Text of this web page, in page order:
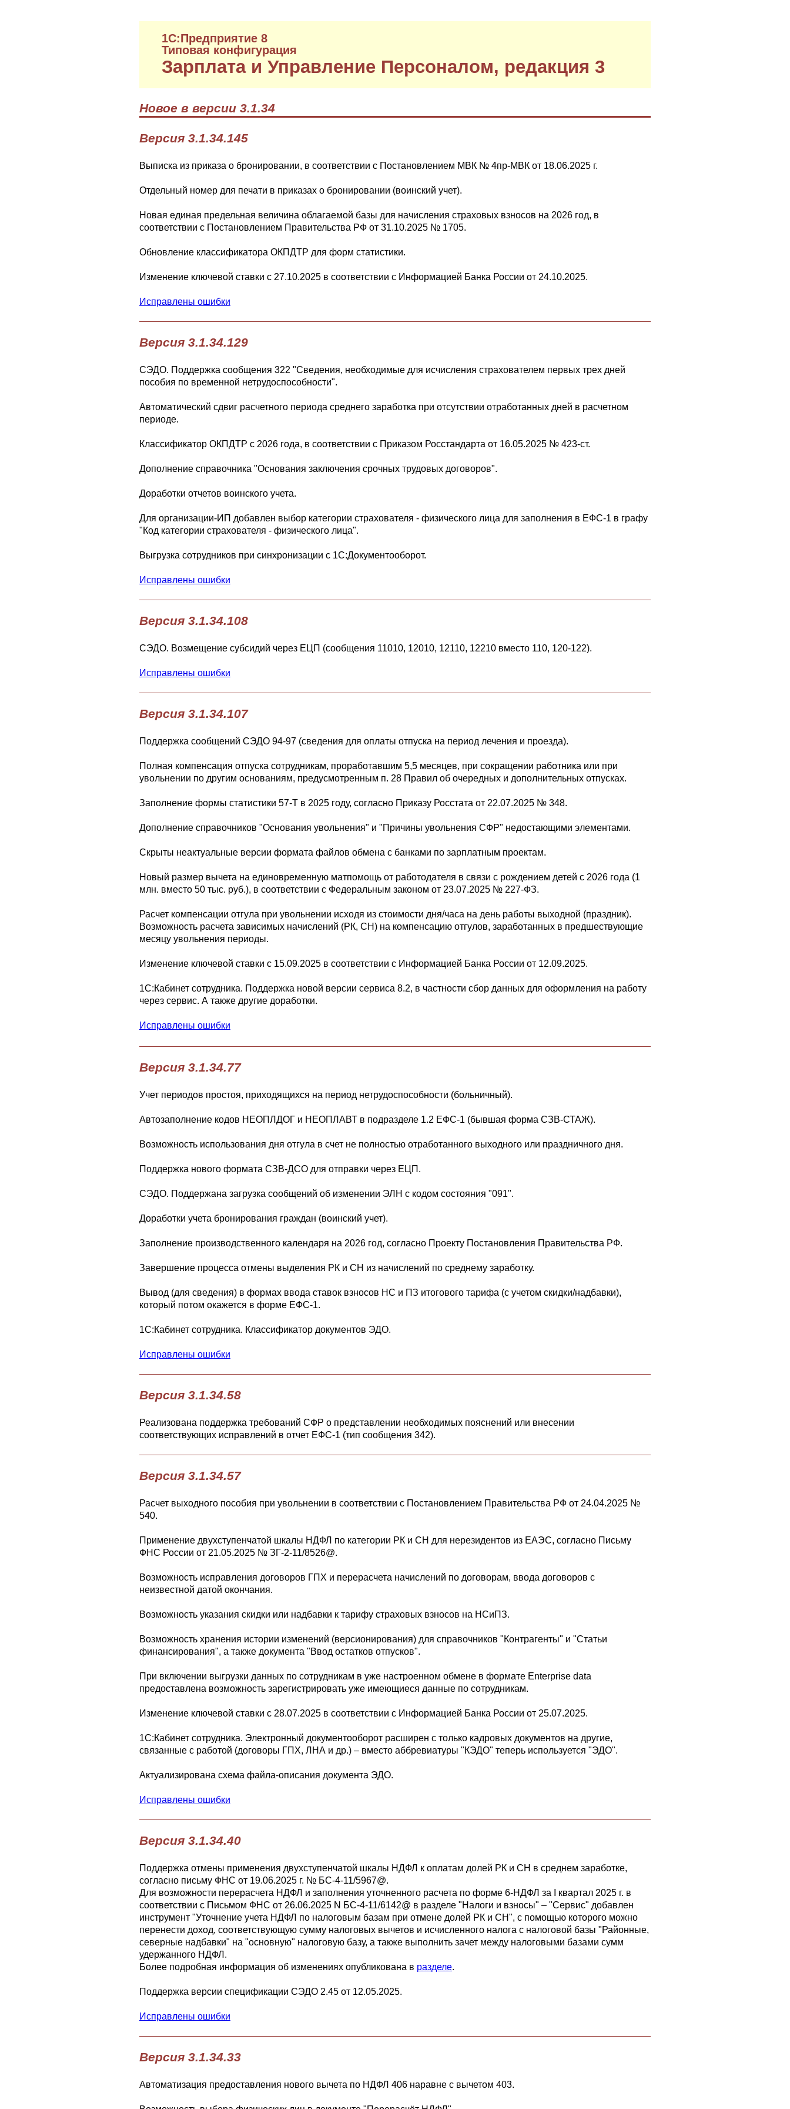
1C:Предприятие 8
Типовая конфигурация
Зарплата и Управление Персоналом, редакция 3
Новое в версии 3.1.34
Версия 3.1.34.145
Выписка из приказа о бронировании, в соответствии с Постановлением МВК № 4пр-МВК от 18.06.2025 г.
Отдельный номер для печати в приказах о бронировании (воинский учет).
Новая единая предельная величина облагаемой базы для начисления страховых взносов на 2026 год, в
соответствии с Постановлением Правительства РФ от 31.10.2025 № 1705.
Обновление классификатора ОКПДТР для форм статистики.
Изменение ключевой ставки с 27.10.2025 в соответствии с Информацией Банка России от 24.10.2025.
Исправлены ошибки
Версия 3.1.34.129
СЭДО. Поддержка сообщения 322 "Сведения, необходимые для исчисления страхователем первых трех дней
пособия по временной нетрудоспособности".
Автоматический сдвиг расчетного периода среднего заработка при отсутствии отработанных дней в расчетном
периоде.
Классификатор ОКПДТР с 2026 года, в соответствии с Приказом Росстандарта от 16.05.2025 № 423-ст.
Дополнение справочника "Основания заключения срочных трудовых договоров".
Доработки отчетов воинского учета.
Для организации-ИП добавлен выбор категории страхователя - физического лица для заполнения в ЕФС-1 в графу
"Код категории страхователя - физического лица".
Выгрузка сотрудников при синхронизации с 1С:Документооборот.
Исправлены ошибки
Версия 3.1.34.108
СЭДО. Возмещение субсидий через ЕЦП (сообщения 11010, 12010, 12110, 12210 вместо 110, 120-122).
Исправлены ошибки
Версия 3.1.34.107
Поддержка сообщений СЭДО 94-97 (сведения для оплаты отпуска на период лечения и проезда).
Полная компенсация отпуска сотрудникам, проработавшим 5,5 месяцев, при сокращении работника или при
увольнении по другим основаниям, предусмотренным п. 28 Правил об очередных и дополнительных отпусках.
Заполнение формы статистики 57-Т в 2025 году, согласно Приказу Росстата от 22.07.2025 № 348.
Дополнение справочников "Основания увольнения" и "Причины увольнения СФР" недостающими элементами.
Скрыты неактуальные версии формата файлов обмена с банками по зарплатным проектам.
Новый размер вычета на единовременную матпомощь от работодателя в связи с рождением детей с 2026 года (1
млн. вместо 50 тыс. руб.), в соответствии с Федеральным законом от 23.07.2025 № 227-ФЗ.
Расчет компенсации отгула при увольнении исходя из стоимости дня/часа на день работы выходной (праздник).
Возможность расчета зависимых начислений (РК, СН) на компенсацию отгулов, заработанных в предшествующие
месяцу увольнения периоды.
Изменение ключевой ставки с 15.09.2025 в соответствии с Информацией Банка России от 12.09.2025.
1С:Кабинет сотрудника. Поддержка новой версии сервиса 8.2, в частности сбор данных для оформления на работу
через сервис. А также другие доработки.
Исправлены ошибки
Версия 3.1.34.77
Учет периодов простоя, приходящихся на период нетрудоспособности (больничный).
Автозаполнение кодов НЕОПЛДОГ и НЕОПЛАВТ в подразделе 1.2 ЕФС-1 (бывшая форма СЗВ-СТАЖ).
Возможность использования дня отгула в счет не полностью отработанного выходного или праздничного дня.
Поддержка нового формата СЗВ-ДСО для отправки через ЕЦП.
СЭДО. Поддержана загрузка сообщений об изменении ЭЛН с кодом состояния "091".
Доработки учета бронирования граждан (воинский учет).
Заполнение производственного календаря на 2026 год, согласно Проекту Постановления Правительства РФ.
Завершение процесса отмены выделения РК и СН из начислений по среднему заработку.
Вывод (для сведения) в формах ввода ставок взносов НС и ПЗ итогового тарифа (с учетом скидки/надбавки),
который потом окажется в форме ЕФС-1.
1С:Кабинет сотрудника. Классификатор документов ЭДО.
Исправлены ошибки
Версия 3.1.34.58
Реализована поддержка требований СФР о представлении необходимых пояснений или внесении
соответствующих исправлений в отчет ЕФС-1 (тип сообщения 342).
Версия 3.1.34.57
Расчет выходного пособия при увольнении в соответствии с Постановлением Правительства РФ от 24.04.2025 №
540.
Применение двухступенчатой шкалы НДФЛ по категории РК и СН для нерезидентов из ЕАЭС, согласно Письму
ФНС России от 21.05.2025 № ЗГ-2-11/8526@.
Возможность исправления договоров ГПХ и перерасчета начислений по договорам, ввода договоров с
неизвестной датой окончания.
Возможность указания скидки или надбавки к тарифу страховых взносов на НСиПЗ.
Возможность хранения истории изменений (версионирования) для справочников "Контрагенты" и "Статьи
финансирования", а также документа "Ввод остатков отпусков".
При включении выгрузки данных по сотрудникам в уже настроенном обмене в формате Enterprise data
предоставлена возможность зарегистрировать уже имеющиеся данные по сотрудникам.
Изменение ключевой ставки с 28.07.2025 в соответствии с Информацией Банка России от 25.07.2025.
1С:Кабинет сотрудника. Электронный документооборот расширен с только кадровых документов на другие,
связанные с работой (договоры ГПХ, ЛНА и др.) – вместо аббревиатуры "КЭДО" теперь используется "ЭДО".
Актуализирована схема файла-описания документа ЭДО.
Исправлены ошибки
Версия 3.1.34.40
Поддержка отмены применения двухступенчатой шкалы НДФЛ к оплатам долей РК и СН в среднем заработке,
согласно письму ФНС от 19.06.2025 г. № БС-4-11/5967@.
Для возможности перерасчета НДФЛ и заполнения уточненного расчета по форме 6-НДФЛ за I квартал 2025 г. в
соответствии с Письмом ФНС от 26.06.2025 N БС-4-11/6142@ в разделе "Налоги и взносы" – "Сервис" добавлен
инструмент "Уточнение учета НДФЛ по налоговым базам при отмене долей РК и СН", с помощью которого можно
перенести доход, соответствующую сумму налоговых вычетов и исчисленного налога с налоговой базы "Районные,
северные надбавки" на "основную" налоговую базу, а также выполнить зачет между налоговыми базами сумм
удержанного НДФЛ.
Более подробная информация об изменениях опубликована в разделе.
Поддержка версии спецификации СЭДО 2.45 от 12.05.2025.
Исправлены ошибки
Версия 3.1.34.33
Автоматизация предоставления нового вычета по НДФЛ 406 наравне с вычетом 403.